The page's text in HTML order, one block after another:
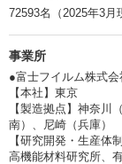
72593名（2025年3月
事業所
●富士フイルム株式
【本社】東京
【製造拠点】神奈川
南）、尼崎（兵庫）
【研究開発・生産体制
高機能材料研究所、